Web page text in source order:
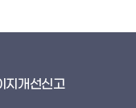
지개선신고